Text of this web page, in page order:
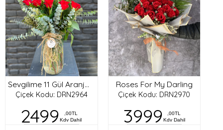
Sevgilime 11 Gül Aranjman
Çiçek Kodu: DRN2964
2499
,00TL
Kdv Dahil
Roses For My Darling
Çiçek Kodu: DRN2970
3999
,00TL
Kdv Dahil